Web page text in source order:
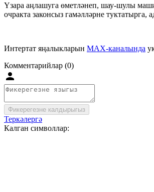
Үзара аңлашуга өметләнеп, шау-шулы
очракта законсыз гамәлләрне туктатырга,
Интертат яңалыкларын MAX-каналында
Комментарийлар (0)
Фикерегезне калдырыгыз
Теркәлергә
Калган символлар: